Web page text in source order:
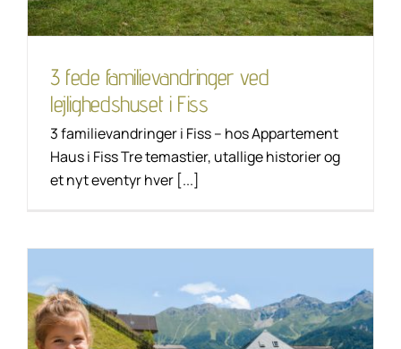
3 fede familievandringer ved
lejlighedshuset i Fiss
3 familievandringer i Fiss – hos Appartement
Haus i Fiss Tre temastier, utallige historier og
et nyt eventyr hver [...]
Appartementhus i Fiss: